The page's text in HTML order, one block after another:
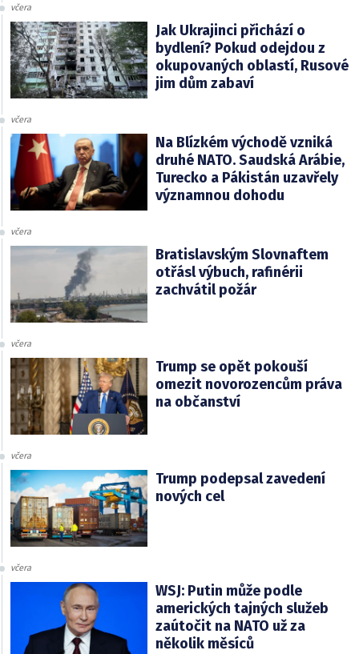
včera
Jak Ukrajinci přichází o
bydlení? Pokud odejdou z
okupovaných oblastí, Rusové
jim dům zabaví
včera
Na Blízkém východě vzniká
druhé NATO. Saudská Arábie,
Turecko a Pákistán uzavřely
významnou dohodu
včera
Bratislavským Slovnaftem
otřásl výbuch, rafinérii
zachvátil požár
včera
Trump se opět pokouší
omezit novorozencům práva
na občanství
včera
Trump podepsal zavedení
nových cel
včera
WSJ: Putin může podle
amerických tajných služeb
zaútočit na NATO už za
několik měsíců